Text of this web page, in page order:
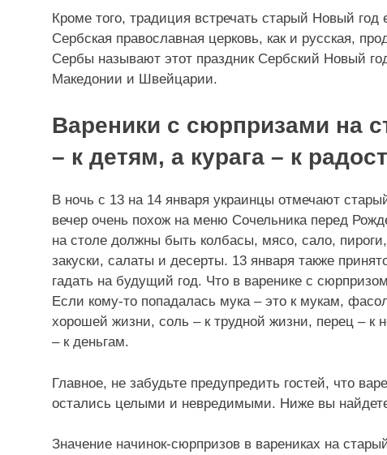
Кроме того, традиция встречать старый Новый
Сербская православная церковь, как и русская,
Сербы называют этот праздник Сербский Новый
Македонии и Швейцарии.
Вареники с сюрпризами на
– к детям, а курага – к
В ночь с 13 на 14 января украинцы отмечают
вечер очень похож на меню Сочельника перед
на столе должны быть колбасы, мясо, сало,
закуски, салаты и десерты. 13 января также
гадать на будущий год. Что в варенике с
Если кому-то попадалась мука – это к мукам,
хорошей жизни, соль – к трудной жизни, перец – к
– к деньгам.
Главное, не забудьте предупредить гостей, что
остались целыми и невредимыми. Ниже вы
Значение начинок-сюрпризов в варениках на